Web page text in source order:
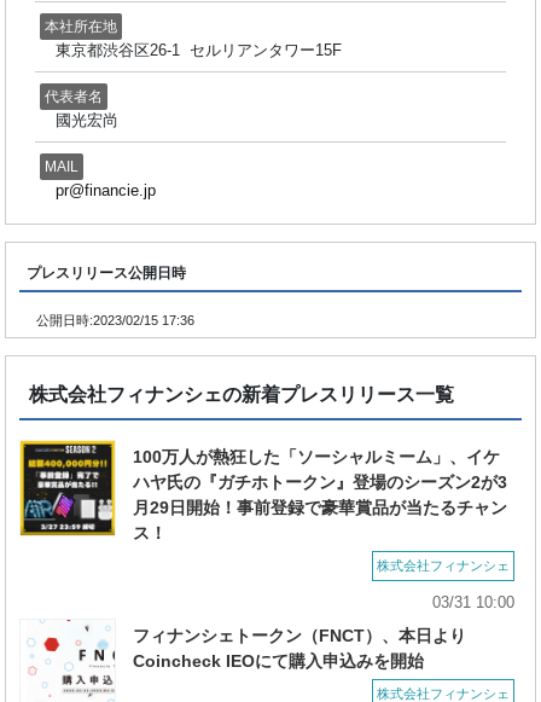
本社所在地
東京都渋谷区26-1 ​ セルリアンタワー15F
代表者名
國光宏尚
MAIL
pr@financie.jp
プレスリリース公開日時
公開日時:2023/02/15 17:36
株式会社フィナンシェの新着プレスリリース一覧
100万人が熱狂した「ソーシャルミーム」、イケ
ハヤ氏の『ガチホトークン』登場のシーズン2が3
月29日開始！事前登録で豪華賞品が当たるチャン
ス！
株式会社フィナンシェ
03/31 10:00
フィナンシェトークン（FNCT）、本日より
Coincheck IEOにて購入申込みを開始
株式会社フィナンシェ